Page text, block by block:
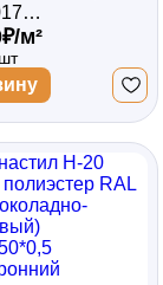
м²